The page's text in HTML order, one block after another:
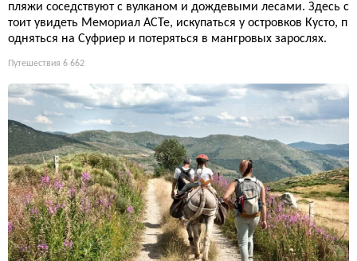
пляжи соседствуют с вулканом и дождевыми лесами. Здесь с
тоит увидеть Мемориал ACTe, искупаться у островков Кусто, п
одняться на Суфриер и потеряться в мангровых зарослях.
Путешествия 6 662